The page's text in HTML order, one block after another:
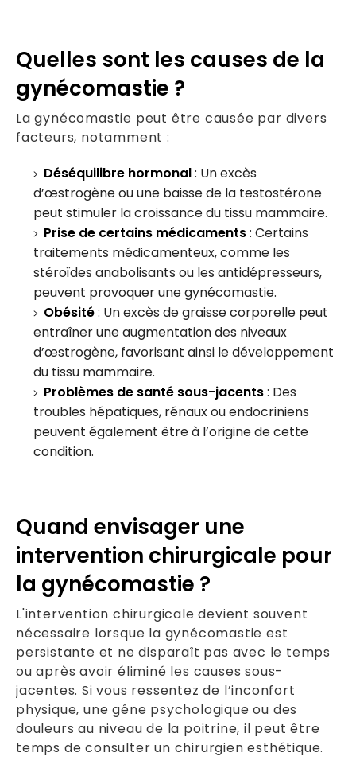
Quelles sont les causes de la
gynécomastie ?
La gynécomastie peut être causée par divers
facteurs, notamment :
Déséquilibre hormonal: Un excès
d’œstrogène ou une baisse de la testostérone
peut stimuler la croissance du tissu mammaire.
Prise de certains médicaments: Certains
traitements médicamenteux, comme les
stéroïdes anabolisants ou les antidépresseurs,
peuvent provoquer une gynécomastie.
Obésité: Un excès de graisse corporelle peut
entraîner une augmentation des niveaux
d’œstrogène, favorisant ainsi le développement
du tissu mammaire.
Problèmes de santé sous-jacents: Des
troubles hépatiques, rénaux ou endocriniens
peuvent également être à l’origine de cette
condition.
Quand envisager une
intervention chirurgicale pour
la gynécomastie ?
L'intervention chirurgicale devient souvent
nécessaire lorsque la gynécomastie est
persistante et ne disparaît pas avec le temps
ou après avoir éliminé les causes sous-
jacentes. Si vous ressentez de l’inconfort
physique, une gêne psychologique ou des
douleurs au niveau de la poitrine, il peut être
temps de consulter un chirurgien esthétique.